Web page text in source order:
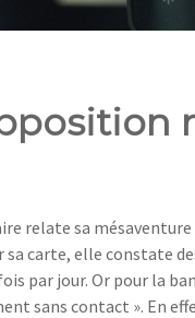
relate sa
carte, elle constate
par jour. Or pour la
sans contact ». En